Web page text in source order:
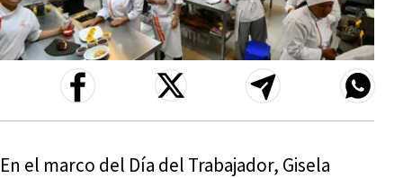
En el marco del Día del Trabajador, Gisela